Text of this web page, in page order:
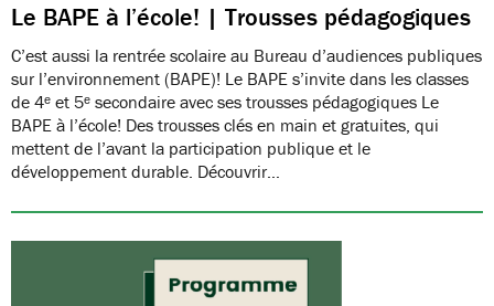
Le BAPE à l’école! | Trousses pédagogiques
C’est aussi la rentrée scolaire au Bureau d’audiences publiques
sur l’environnement (BAPE)! Le BAPE s’invite dans les classes
de 4ᵉ et 5ᵉ secondaire avec ses trousses pédagogiques Le
BAPE à l’école! Des trousses clés en main et gratuites, qui
mettent de l’avant la participation publique et le
développement durable. Découvrir…